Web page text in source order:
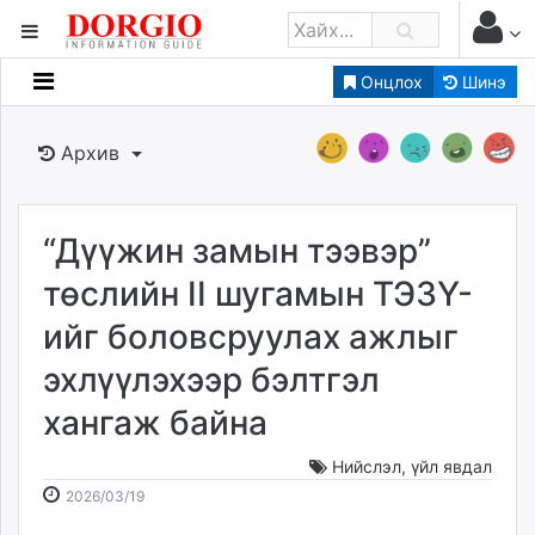
Онцлох Шинэ
Мэдээллийн
Банк санхүү
Бизнес ААН
Төрийн
Нийслэлийн
dorgio.mn
Gogo.mn
news.mn
Baabar.mn
Архив
“Дүүжин замын тээвэр”
төслийн II шугамын ТЭЗҮ-
ийг боловсруулах ажлыг
эхлүүлэхээр бэлтгэл
хангаж байна
Нийслэл, үйл явдал
2026/03/192026-
2026-